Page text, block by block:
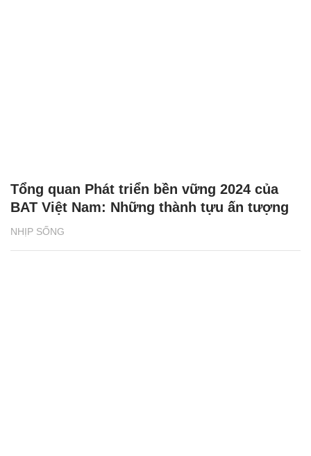
NHỊP SỐNG
Tổng quan Phát triển bền vững 2024 của
BAT Việt Nam: Những thành tựu ấn tượng